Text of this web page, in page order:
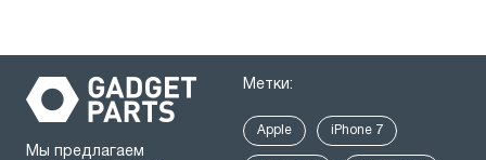
Мы предлагаем
Метки:
Apple iPhone 7